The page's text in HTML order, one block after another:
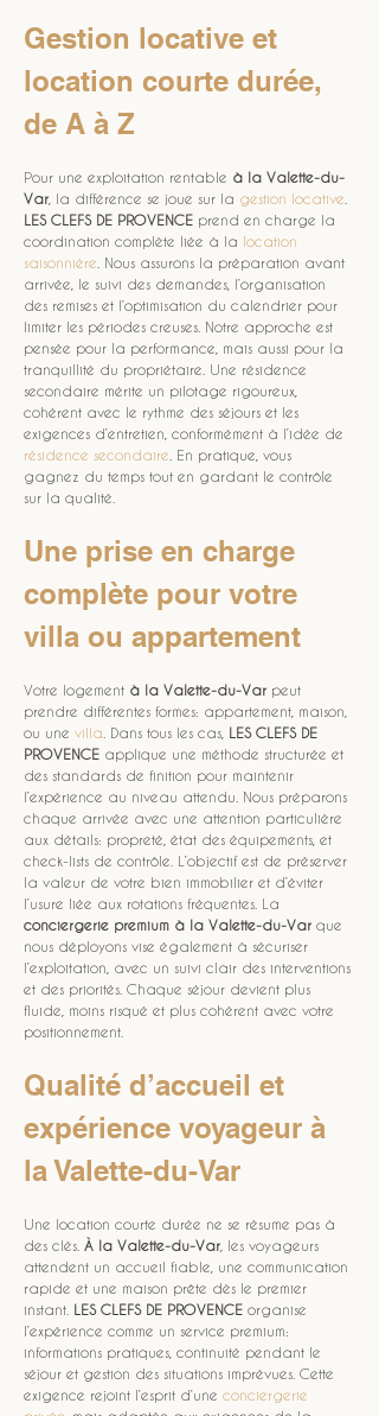
Gestion locative et
location courte durée,
de A à Z
Pour une exploitation rentable à la Valette-du-
Var , la différence se joue sur la gestion locative
LES CLEFS DE PROVENCE prend en charge la
coordination complète liée à la location
saisonnière . Nous assurons la préparation avant
arrivée, le suivi des demandes, l’organisation
des remises et l’optimisation du calendrier pour
limiter les périodes creuses. Notre approche est
pensée pour la performance, mais aussi pour la
tranquillité du propriétaire. Une résidence
secondaire mérite un pilotage rigoureux,
cohérent avec le rythme des séjours et les
exigences d’entretien, conformément à l’idée de
résidence secondaire . En pratique, vous
gagnez du temps tout en gardant le contrôle
sur la qualité.
Une prise en charge
complète pour votre
villa ou appartement
Votre logement à la Valette-du-Var peut
prendre différentes formes: appartement, maison,
ou une villa . Dans tous les cas, LES CLEFS DE
PROVENCE applique une méthode structurée et
des standards de finition pour maintenir
l’expérience au niveau attendu. Nous préparons
chaque arrivée avec une attention particulière
aux détails: propreté, état des équipements, et
check-lists de contrôle. L’objectif est de préserver
la valeur de votre bien immobilier et d’éviter
l’usure liée aux rotations fréquentes. La
conciergerie premium à la Valette-du-Var que
nous déployons vise également à sécuriser
l’exploitation, avec un suivi clair des interventions
et des priorités. Chaque séjour devient plus
fluide, moins risqué et plus cohérent avec votre
positionnement.
Qualité d’accueil et
expérience voyageur à
la Valette-du-Var
Une location courte durée ne se résume pas à
des clés. À la Valette-du-Var , les voyageurs
attendent un accueil fiable, une communication
rapide et une maison prête dès le premier
instant. LES CLEFS DE PROVENCE organise
l’expérience comme un service premium:
informations pratiques, continuité pendant le
séjour et gestion des situations imprévues. Cette
exigence rejoint l’esprit d’une conciergerie